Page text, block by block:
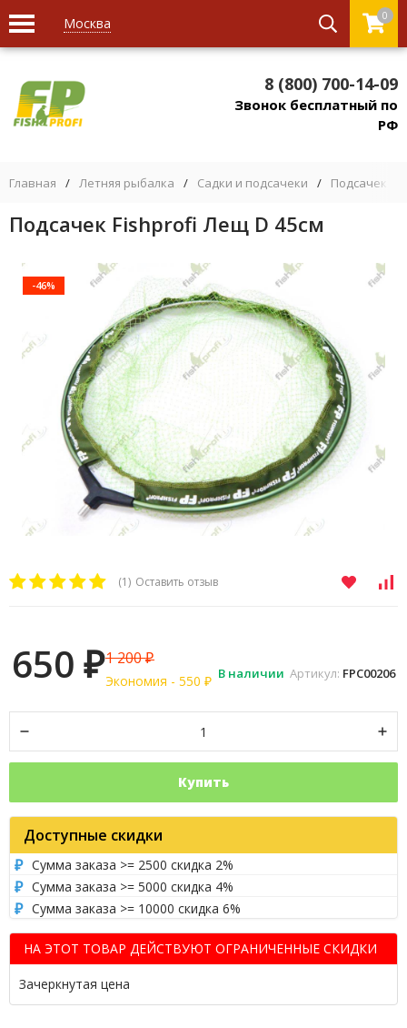
Москва 0
8 (800) 700-14-09
Звонок бесплатный по
РФ
Главная / Летняя рыбалка / Садки и подсачеки / Подсачек
Подсачек Fishprofi Лещ D 45см
-46%
(1) Оставить отзыв
Артикул: FPC00206
В наличии
650 ₽1 200₽
Экономия - 550 ₽
Купить
Доступные скидки
Сумма заказа >= 2500 скидка 2%
Сумма заказа >= 5000 скидка 4%
Сумма заказа >= 10000 скидка 6%
НА ЭТОТ ТОВАР ДЕЙСТВУЮТ ОГРАНИЧЕННЫЕ СКИДКИ
Зачеркнутая цена